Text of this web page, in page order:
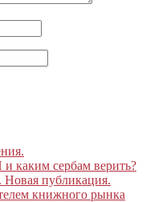
каким сербам верить?
Новая публикация.
книжного рынка